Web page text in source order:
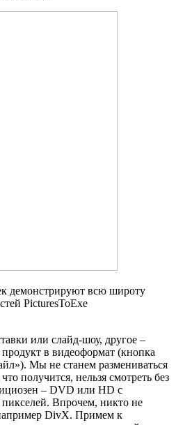
демонстрируют всю широту
PicturesToExe
или слайд-шоу, другое –
в видеоформат (кнопка
Мы не станем размениваться
получится, нельзя смотреть без
– DVD или HD с
Впрочем, никто не
DivX. Примем к